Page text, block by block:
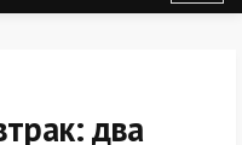
меню
два